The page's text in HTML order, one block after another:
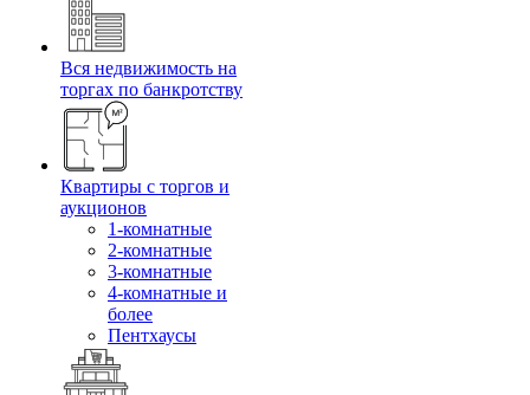
Вся недвижимость на
торгах по банкротству
Квартиры с торгов и
аукционов
1-комнатные
2-комнатные
3-комнатные
4-комнатные и
более
Пентхаусы